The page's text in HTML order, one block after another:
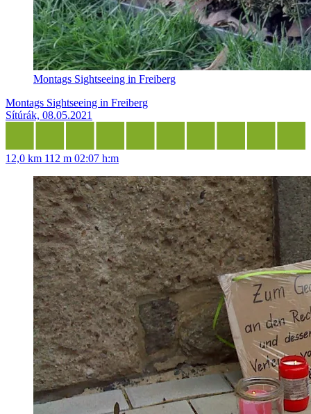
Montags Sightseeing in Freiberg
Montags Sightseeing in Freiberg
Sítúrák, 08.05.2021
12,0 km 112 m 02:07 h:m